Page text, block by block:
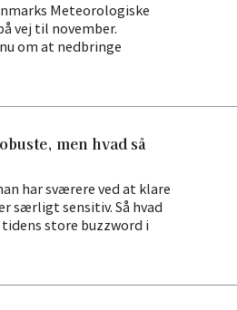
Meteorologiske
vej til november.
om at nedbringe
men hvad så
har sværere ved at klare
særligt sensitiv. Så hvad
store buzzword i